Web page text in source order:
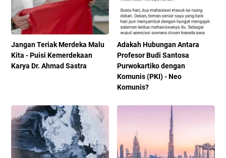
Jangan Teriak Merdeka Malu
Kita - Puisi Kemerdekaan
Karya Dr. Ahmad Sastra
Adakah Hubungan Antara
Profesor Budi Santosa
Purwokartiko dengan
Komunis (PKI) - Neo
Komunis?